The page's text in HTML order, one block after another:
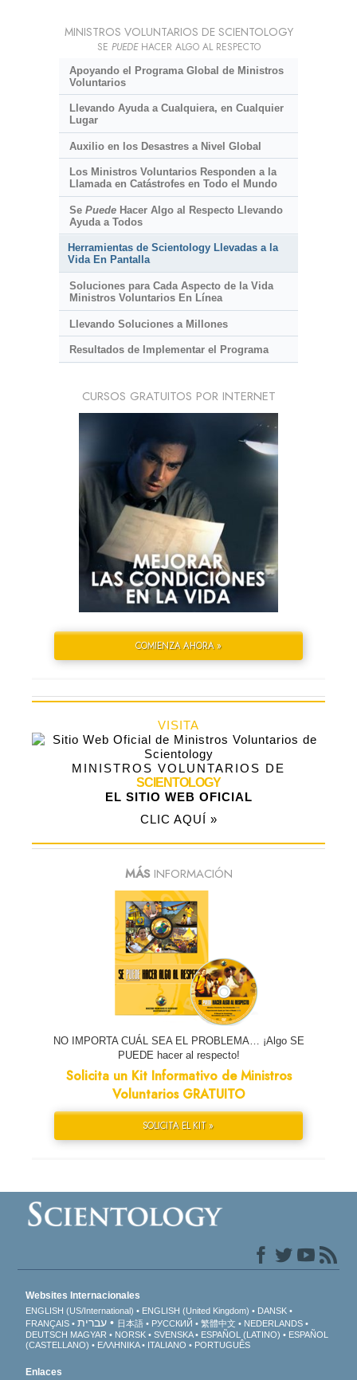
MINISTROS VOLUNTARIOS DE SCIENTOLOGY
SE PUEDEHACER ALGO AL RESPECTO
Apoyando el Programa Global de Ministros
Voluntarios
Llevando Ayuda a Cualquiera, en Cualquier
Lugar
Auxilio en los Desastres a Nivel Global
Los Ministros Voluntarios Responden a la
Llamada en Catástrofes en Todo el Mundo
Se PuedeHacer Algo al Respecto Llevando
Ayuda a Todos
Herramientas de Scientology Llevadas a la
Vida En Pantalla
Soluciones para Cada Aspecto de la Vida
Ministros Voluntarios En Línea
Llevando Soluciones a Millones
Resultados de Implementar el Programa
CURSOS GRATUITOS POR INTERNET
COMIENZA AHORA »
VISITA
MINISTROS VOLUNTARIOS DE
SCIENTOLOGY
EL SITIO WEB OFICIAL
CLIC AQUÍ »
MÁSINFORMACIÓN
NO IMPORTA CUÁL SEA EL PROBLEMA… ¡Algo SE
PUEDE hacer al respecto!
Solicita un Kit Informativo de Ministros
Voluntarios GRATUITO
SOLICITA EL KIT »
Websites Internacionales
ENGLISH (US/International) ENGLISH (United Kingdom)
DANSK
FRANÇAIS
עברית 日本語 РУССКИЙ 繁體中文
NEDERLANDS
DEUTSCH MAGYAR NORSK SVENSKA ESPAÑOL (LATINO)
ESPAÑOL
(CASTELLANO)
ΕΛΛΗΝΙΚA ITALIANO PORTUGUÊS
Enlaces